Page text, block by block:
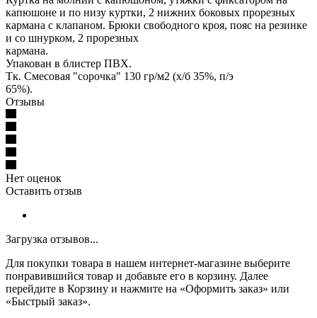
капюшоне и по низу куртки, 2 нижних боковых прорезных
кармана с клапаном. Брюки свободного кроя, пояс на резинке
и со шнурком, 2 прорезных
кармана.
Упакован в блистер ПВХ.
Тк. Смесовая "сорочка" 130 гр/м2 (х/б 35%, п/э
65%).
Отзывы
Нет оценок
Оставить отзыв
Загрузка отзывов...
Для покупки товара в нашем интернет-магазине выберите
понравившийся товар и добавьте его в корзину. Далее
перейдите в Корзину и нажмите на «Оформить заказ» или
«Быстрый заказ».